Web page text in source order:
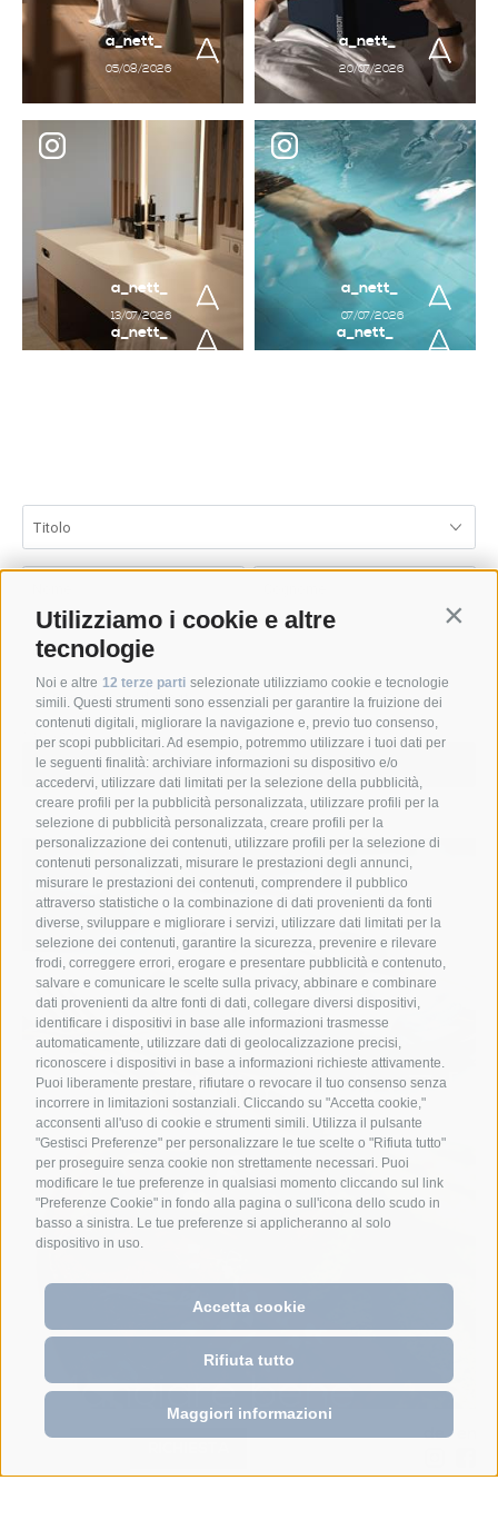
Utilizziamo i cookie e altre
tecnologie
Noi e altre 12 terze parti selezionate utilizziamo cookie e tecnologie
simili. Questi strumenti sono essenziali per garantire la fruizione dei
contenuti digitali, migliorare la navigazione e, previo tuo consenso,
per scopi pubblicitari. Ad esempio, potremmo utilizzare i tuoi dati per
le seguenti finalità: archiviare informazioni su dispositivo e/o
accedervi, utilizzare dati limitati per la selezione della pubblicità,
creare profili per la pubblicità personalizzata, utilizzare profili per la
selezione di pubblicità personalizzata, creare profili per la
personalizzazione dei contenuti, utilizzare profili per la selezione di
contenuti personalizzati, misurare le prestazioni degli annunci,
misurare le prestazioni dei contenuti, comprendere il pubblico
attraverso statistiche o la combinazione di dati provenienti da fonti
diverse, sviluppare e migliorare i servizi, utilizzare dati limitati per la
selezione dei contenuti, garantire la sicurezza, prevenire e rilevare
frodi, correggere errori, erogare e presentare pubblicità e contenuto,
salvare e comunicare le scelte sulla privacy, abbinare e combinare
dati provenienti da altre fonti di dati, collegare diversi dispositivi,
identificare i dispositivi in base alle informazioni trasmesse
automaticamente, utilizzare dati di geolocalizzazione precisi,
riconoscere i dispositivi in base a informazioni richieste attivamente.
Puoi liberamente prestare, rifiutare o revocare il tuo consenso senza
incorrere in limitazioni sostanziali. Cliccando su "Accetta cookie,"
acconsenti all'uso di cookie e strumenti simili. Utilizza il pulsante
"Gestisci Preferenze" per personalizzare le tue scelte o "Rifiuta tutto"
per proseguire senza cookie non strettamente necessari. Puoi
modificare le tue preferenze in qualsiasi momento cliccando sul link
"Preferenze Cookie" in fondo alla pagina o sull'icona dello scudo in
basso a sinistra. Le tue preferenze si applicheranno al solo
dispositivo in uso.
Accetta cookie
Rifiuta tutto
Maggiori informazioni
de •
a_nett_
05/08/2026
a_nett_
20/07/2026
a_nett_
13/07/2026
a_nett_
07/07/2026
a_nett_
02/06/2026
a_nett_
26/05/2026